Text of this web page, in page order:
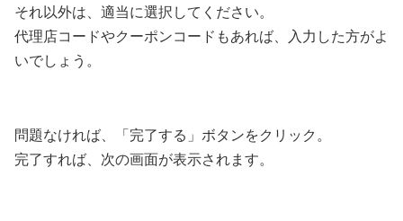
それ以外は、適当に選択してください。
代理店コードやクーポンコードもあれば、入力した方がよ
いでしょう。
問題なければ、「完了する」ボタンをクリック。
完了すれば、次の画面が表示されます。